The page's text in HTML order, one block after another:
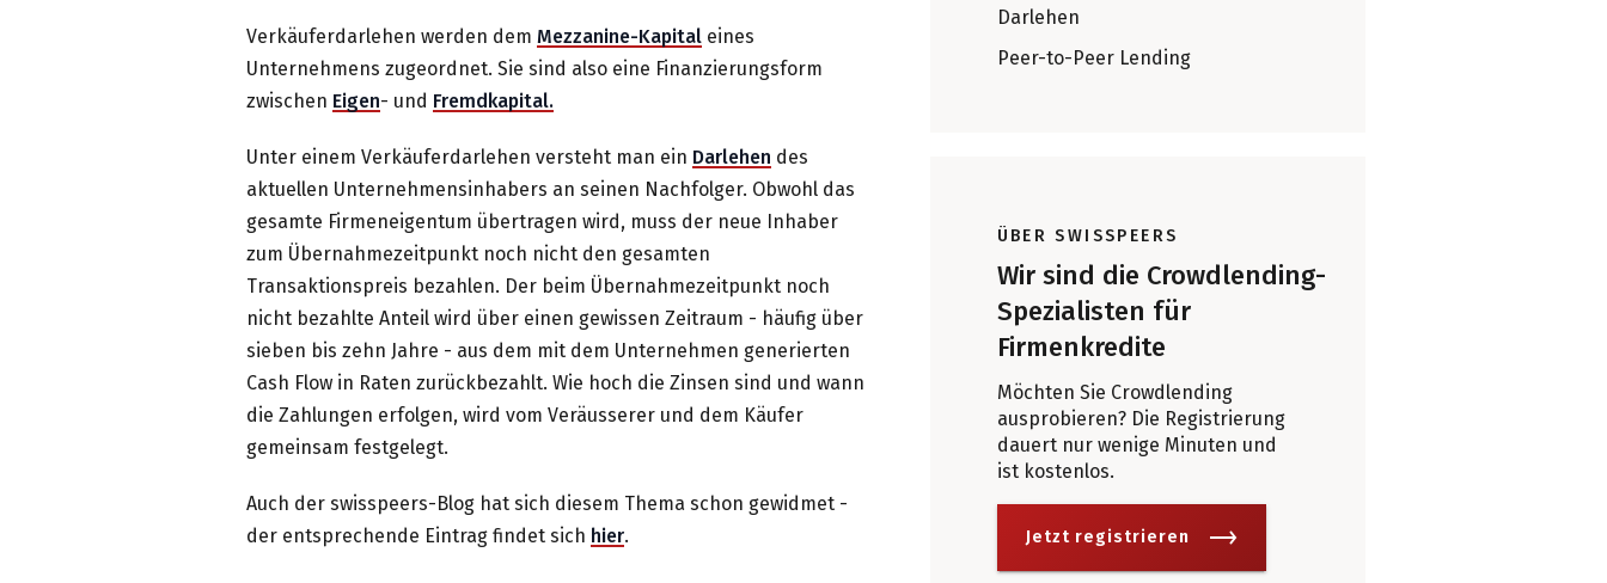
Verkäuferdarlehen werden dem Mezzanine-Kapitaleines
Unternehmens zugeordnet. Sie sind also eine Finanzierungsform
zwischen Eigen- und Fremdkapital.
Unter einem Verkäuferdarlehen versteht man ein Darlehen des
aktuellen Unternehmensinhabers an seinen Nachfolger. Obwohl das
gesamte Firmeneigentum übertragen wird, muss der neue Inhaber
zum Übernahmezeitpunkt noch nicht den gesamten
Transaktionspreis bezahlen. Der beim Übernahmezeitpunkt noch
nicht bezahlte Anteil wird über einen gewissen Zeitraum - häufig über
sieben bis zehn Jahre - aus dem mit dem Unternehmen generierten
Cash Flow in Raten zurückbezahlt. Wie hoch die Zinsen sind und wann
die Zahlungen erfolgen, wird vom Veräusserer und dem Käufer
gemeinsam festgelegt.
Auch der swisspeers-Blog hat sich diesem Thema schon gewidmet -
der entsprechende Eintrag findet sich hier.
Darlehen
Peer-to-Peer Lending
ÜBER SWISSPEERS
Wir sind die Crowdlending-
Spezialisten für
Firmenkredite
Möchten Sie Crowdlending
ausprobieren? Die Registrierung
dauert nur wenige Minuten und
ist kostenlos.
Jetzt registrieren